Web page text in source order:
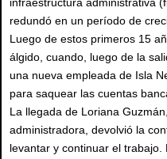
infraestructura administrativa
redundó en un período de
Luego de estos primeros 15
álgido, cuando, luego de la
una nueva empleada de Isla
para saquear las cuentas
La llegada de Loriana
administradora, devolvió la
levantar y continuar el